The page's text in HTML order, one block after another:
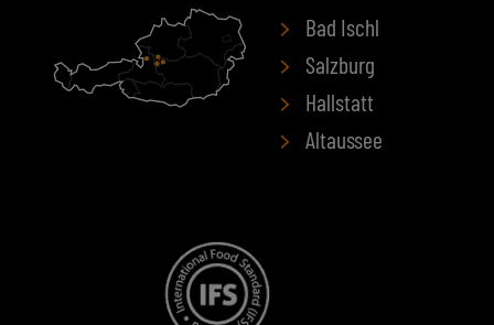
Bad Ischl
Salzburg
Hallstatt
Altaussee